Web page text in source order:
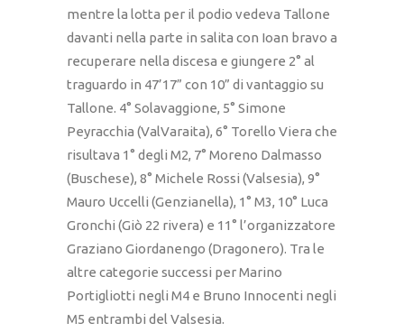
mentre la lotta per il podio vedeva Tallone
davanti nella parte in salita con Ioan bravo a
recuperare nella discesa e giungere 2° al
traguardo in 47’17” con 10” di vantaggio su
Tallone. 4° Solavaggione, 5° Simone
Peyracchia (ValVaraita), 6° Torello Viera che
risultava 1° degli M2, 7° Moreno Dalmasso
(Buschese), 8° Michele Rossi (Valsesia), 9°
Mauro Uccelli (Genzianella), 1° M3, 10° Luca
Gronchi (Giò 22 rivera) e 11° l’organizzatore
Graziano Giordanengo (Dragonero). Tra le
altre categorie successi per Marino
Portigliotti negli M4 e Bruno Innocenti negli
M5 entrambi del Valsesia.